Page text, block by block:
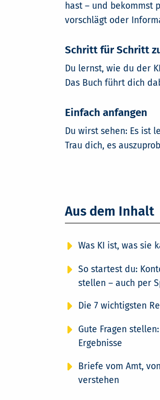
hast – und bekommst
vorschlägt oder
Schritt für Schritt
Du lernst, wie du der
Das Buch führt dich
Einfach anfangen
Du wirst sehen: Es ist
Trau dich, es
Aus dem Inhalt
Was KI ist, was sie
So startest du:
stellen – auch per
Die 7 wichtigsten
Gute Fragen
Ergebnisse
Briefe vom Amt,
verstehen